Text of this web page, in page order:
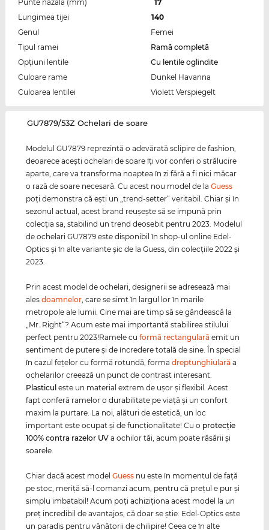
Punte nazală (mm)
17
Lungimea tijei
140
Genul
Femei
Tipul ramei
Ramă completă
Opțiuni lentile
Cu lentile oglindite
Culoare rame
Dunkel Havanna
Culoarea lentilei
Violett Verspiegelt
‌GU7879/53Z Ochelari de soare
Modelul GU7879 reprezintă o adevărată sclipire de fashion,
deoarece aceşti ochelari de soare îţi vor conferi o strălucire
aparte, care va transforma noaptea în zi fără a fi nici măcar
o rază de soare necesară. Cu acest nou model de laGuess
poţi demonstra că eşti un „trend-setter“ veritabil. Chiar şi în
sezonul actual, acest brand reuşeşte să se impună prin
colecţia sa, stabilind un trend deosebit pentru 2023. Modelul
de ochelari GU7879 este disponibil în shop-ul online Edel-
Optics şi în alte variante şic de la Guess, din colecţiile 2022 şi
2023.
Prin acest model de ochelari, designerii se adresează mai
alesdoamnelor , care se simt în largul lor în marile
metropole ale lumii. Cine mai are timp să se gândească la
„Mr. Right“? Acum este mai importantă stabilirea stilului
perfect pentru 2023!Ramele cuformă rectangulară emit un
sentiment de putere şi de încredere totală de sine. În special
în cazul feţelor cu formă rotundă, formadreptunghiulară a
ochelarilor creează un punct de contrast interesant.
Plasticul este un material extrem de uşor şi flexibil. Acest
fapt conferă ramelor o durabilitate pe viaţă şi un confort
maxim la purtare. La noi, alături de estetică, un loc
important este ocupat şi de funcţionalitate! Cu o protecţie
100% contra razelor UV a ochilor tăi, acum poate răsării şi
soarele.
Chiar dacă acest modelGuess nu este în momentul de faţă
pe stoc, meriţă să-l comanzi acum, pentru că preţul e pur şi
simplu imbatabil! Acum poţi achiziţiona acest model la un
preţ incredibil de avantajos, că doar se ştie: Edel-Optics este
un paradis pentru vânătorii de chilipire! Ceea ce în alte